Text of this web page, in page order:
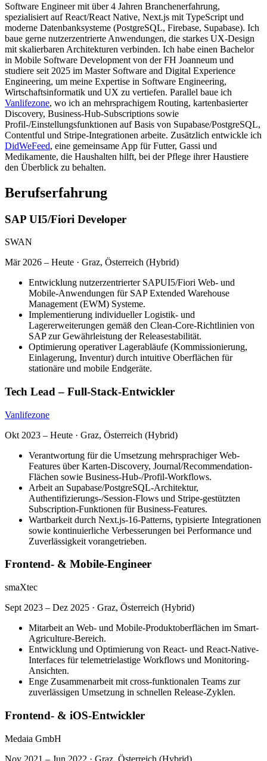
Software Engineer mit über 4 Jahren Branchenerfahrung,
spezialisiert auf React/React Native, Next.js mit TypeScript und
moderne Datenbanksysteme (PostgreSQL, Firebase, Supabase). Ich
baue gerne nutzerzentrierte Anwendungen, die starkes UX-Design
mit skalierbaren Architekturen verbinden. Ich habe einen Bachelor
in Mobile Software Development von der FH Joanneum und
studiere seit 2025 im Master Software and Digital Experience
Engineering, um meine Expertise in Software Engineering,
Wirtschaftsinformatik und UX zu vertiefen. Parallel baue ich
Vanlifezone, wo ich an mehrsprachigem Routing, kartenbasierter
Discovery, Business-Hub-Subscriptions sowie
Profil-/Einstellungsfunktionen auf Basis von Supabase/PostgreSQL,
Contentful und Stripe-Integrationen arbeite. Zusätzlich entwickle ich
DidWeFeed, eine gemeinsame App für Futter, Gassi und
Medikamente, die Haushalten hilft, bei der Pflege ihrer Haustiere
den Überblick zu behalten.
Berufserfahrung
SAP UI5/Fiori Developer
SWAN
Mär 2026 – Heute · Graz, Österreich (Hybrid)
Entwicklung nutzerzentrierter SAPUI5/Fiori Web- und
Mobile-Anwendungen für SAP Extended Warehouse
Management (EWM) Systeme.
Implementierung individueller Logistik- und
Lagererweiterungen gemäß den Clean-Core-Richtlinien von
SAP zur Gewährleistung der Releasestabilität.
Optimierung operativer Lagerabläufe (Kommissionierung,
Einlagerung, Inventur) durch intuitive Oberflächen für
stationäre und mobile Endgeräte.
Tech Lead – Full-Stack-Entwickler
Vanlifezone
Okt 2023 – Heute · Graz, Österreich (Hybrid)
Verantwortung für die Umsetzung mehrsprachiger Web-
Features über Karten-Discovery, Journal/Recommendation-
Flächen sowie Business-Hub-/Profil-Workflows.
Arbeit an Supabase/PostgreSQL-Architektur,
Authentifizierungs-/Session-Flows und Stripe-gestützten
Subscription-Funktionen für Business-Features.
Wartbarkeit durch Next.js-16-Patterns, typisierte Integrationen
sowie kontinuierliche Verbesserungen bei Performance und
Zuverlässigkeit vorangetrieben.
Frontend- & Mobile-Engineer
smaXtec
Sept 2023 – Dez 2025 · Graz, Österreich (Hybrid)
Mitarbeit an Web- und Mobile-Produktoberflächen im Smart-
Agriculture-Bereich.
Entwicklung und Optimierung von React- und React-Native-
Interfaces für telemetrielastige Workflows und Monitoring-
Ansichten.
Enge Zusammenarbeit mit cross-funktionalen Teams zur
zuverlässigen Umsetzung in schnellen Release-Zyklen.
Frontend- & iOS-Entwickler
Medaia GmbH
Nov 2021 – Jun 2022 · Graz, Österreich (Hybrid)